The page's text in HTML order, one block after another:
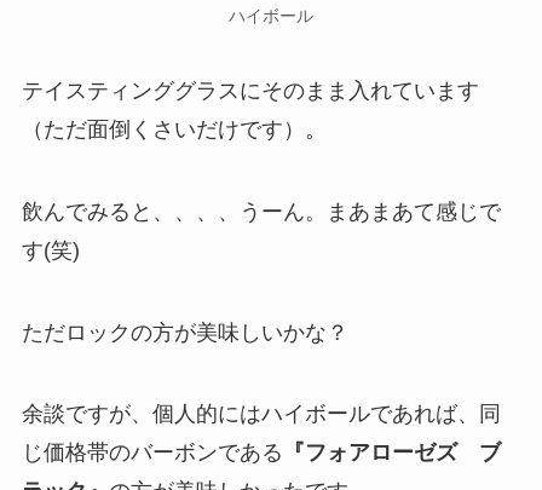
ハイボール
テイスティンググラスにそのまま入れています
（ただ面倒くさいだけです）。
飲んでみると、、、、うーん。まあまあて感じで
す(笑)
ただロックの方が美味しいかな？
余談ですが、個人的にはハイボールであれば、同
じ価格帯のバーボンである 『フォアローゼズ ブ